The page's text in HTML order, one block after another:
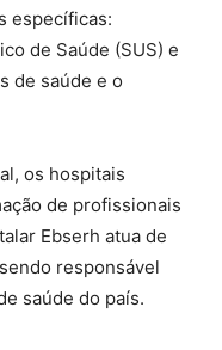
específicas:
de Saúde (SUS) e
de saúde e o
os hospitais
de profissionais
Ebserh atua de
responsável
saúde do país.